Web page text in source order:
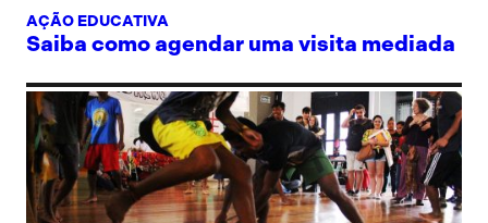
AÇÃO EDUCATIVA
Saiba como agendar uma visita mediada